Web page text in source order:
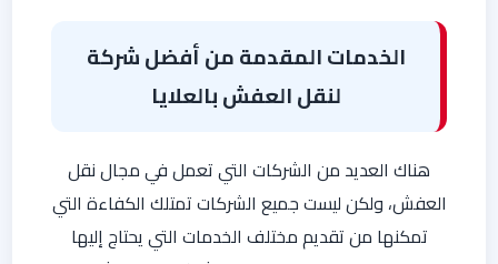
الخدمات المقدمة من أفضل شركة
لنقل العفش بالعلايا
هناك العديد من الشركات التي تعمل في مجال نقل
العفش، ولكن ليست جميع الشركات تمتلك الكفاءة التي
تمكنها من تقديم مختلف الخدمات التي يحتاج إليها